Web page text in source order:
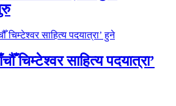
चिम्टेश्वर साहित्य पदयात्रा’